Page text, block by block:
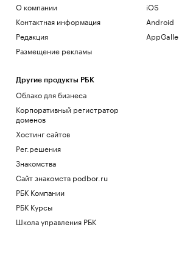
О компании
Контактная информация
Редакция
Размещение рекламы
Другие продукты РБК
Облако для бизнеса
Корпоративный регистратор
доменов
Хостинг сайтов
Рег.решения
Знакомства
Сайт знакомств podbor.ru
РБК Компании
РБК Курсы
Школа управления РБК
iOS
Android